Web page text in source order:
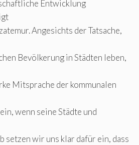
Entwicklung
Angesichts der Tatsache,
Bevölkerung in Städten leben,
Mitsprache der kommunalen
wenn seine Städte und
setzen wir uns klar dafür ein, dass